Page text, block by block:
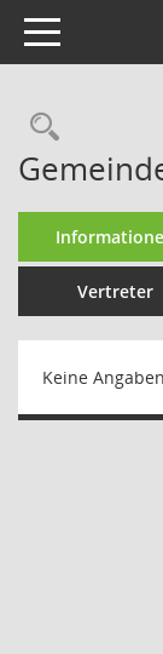
Toggle navigation
Vertreter
Keine